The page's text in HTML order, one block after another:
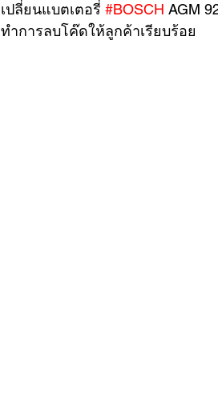
FORD JAGUAR RANGE
เปลี่ยนแบตเตอรี่ #BOSCH AGM
ทำการลบโค๊ดให้ลูกค้าเรียบร้อย